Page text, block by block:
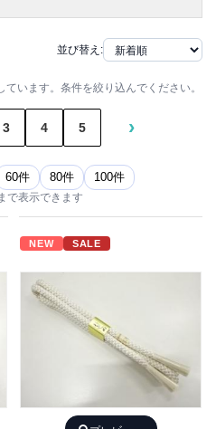
並び替え:
います。条件を絞り込んでください。
3 4 5 ›
60件 80件 100件
で表示できます
NEW SALE